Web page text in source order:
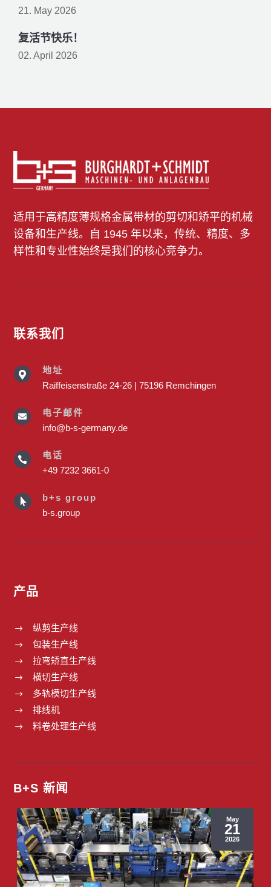
21. May 2026
复活节快乐！
02. April 2026
适用于高精度薄规格金属带材的剪切和矫平的机械
设备和生产线。自 1945 年以来，传统、精度、多
样性和专业性始终是我们的核心竞争力。
联系我们

地址
Raiffeisenstraße 24-26 | 75196 Remchingen

电子邮件
info@b-s-germany.de

电话
+49 7232 3661-0

b+s group
b-s.group
产品
$ 纵剪生产线
$ 包装生产线
$ 拉弯矫直生产线
$ 横切生产线
$ 多轨模切生产线
$ 排线机
$ 料卷处理生产线
B+S 新闻
May
21
2026